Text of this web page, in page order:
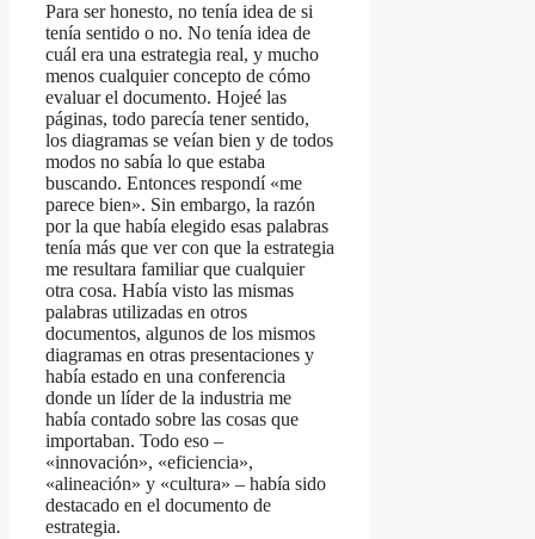
Para ser honesto, no tenía idea de si
tenía sentido o no. No tenía idea de
cuál era una estrategia real, y mucho
menos cualquier concepto de cómo
evaluar el documento. Hojeé las
páginas, todo parecía tener sentido,
los diagramas se veían bien y de todos
modos no sabía lo que estaba
buscando. Entonces respondí «me
parece bien». Sin embargo, la razón
por la que había elegido esas palabras
tenía más que ver con que la estrategia
me resultara familiar que cualquier
otra cosa. Había visto las mismas
palabras utilizadas en otros
documentos, algunos de los mismos
diagramas en otras presentaciones y
había estado en una conferencia
donde un líder de la industria me
había contado sobre las cosas que
importaban. Todo eso –
«innovación», «eficiencia»,
«alineación» y «cultura» – había sido
destacado en el documento de
estrategia.